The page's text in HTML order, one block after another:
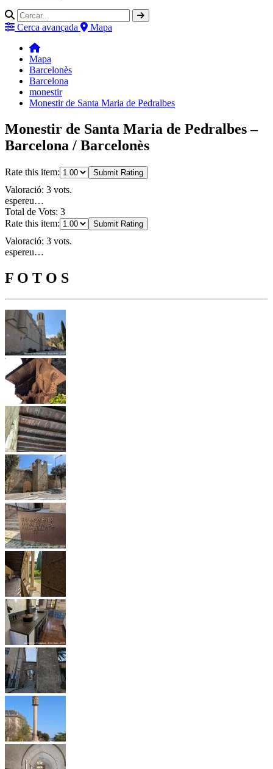
Cerca avançada Mapa
Mapa
Barcelonès
Barcelona
monestir
Monestir de Santa Maria de Pedralbes
Monestir de Santa Maria de Pedralbes –
Barcelona / Barcelonès
Rate this item: Submit Rating
Valoració: 3 vots.
espereu…
Total de Vots: 3
Rate this item:
Submit Rating
Valoració: 3 vots.
espereu…
F O T O S